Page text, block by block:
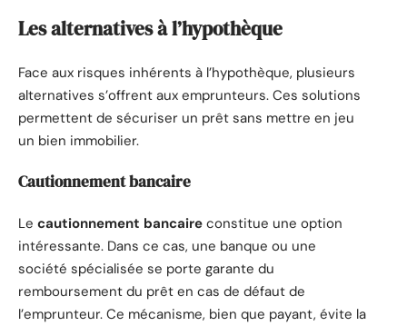
Les alternatives à l’hypothèque
Face aux risques inhérents à l’hypothèque, plusieurs
alternatives s’offrent aux emprunteurs. Ces solutions
permettent de sécuriser un prêt sans mettre en jeu
un bien immobilier.
Cautionnement bancaire
Le cautionnement bancaire constitue une option
intéressante. Dans ce cas, une banque ou une
société spécialisée se porte garante du
remboursement du prêt en cas de défaut de
l’emprunteur. Ce mécanisme, bien que payant, évite la